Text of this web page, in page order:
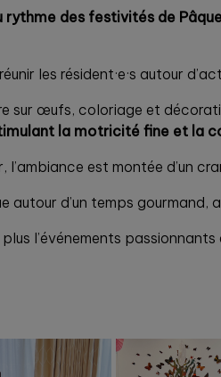
rythme des festivités de
les résident·e·s autour
sur œufs, coloriage et
la motricité fine et la
est montée d’un
autour d’un temps gourmand,
l’événements